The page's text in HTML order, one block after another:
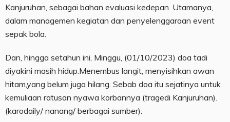
Kanjuruhan, sebagai bahan evaluasi kedepan. Utamanya,
dalam managemen kegiatan dan penyelenggaraan event
sepak bola.
Dan, hingga setahun ini, Minggu, (01/10/2023) doa tadi
diyakini masih hidup.Menembus langit, menyisihkan awan
hitam,yang belum juga hilang. Sebab doa itu sejatinya untuk
kemuliaan ratusan nyawa korbannya (tragedi Kanjuruhan).
(karodaily/ nanang/ berbagai sumber).